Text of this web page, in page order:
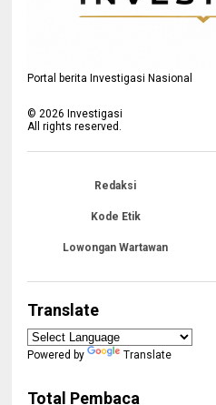
Portal berita Investigasi Nasional
©2026 Investigasi
All rights reserved.
Redaksi
Kode Etik
Lowongan Wartawan
Translate
Powered by Translate
Total Pembaca